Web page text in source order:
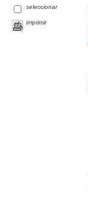
seleccionar
imprimir